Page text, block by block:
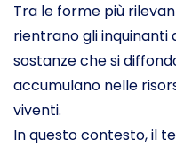
Tra le forme più
rientrano gli inquinanti
sostanze che si
accumulano nelle
viventi.
In questo contesto, il